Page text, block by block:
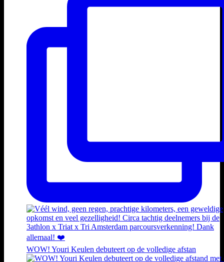
WOW! Youri Keulen debuteert op de volledige afstan